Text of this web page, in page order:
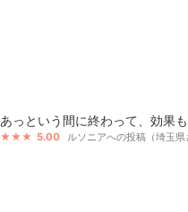
あっという間に終わって、効果
5.00 ルソニアへの投稿（埼玉県